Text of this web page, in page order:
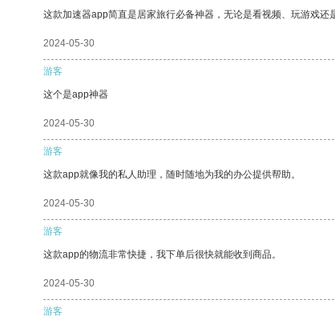
这款加速器app简直是居家旅行必备神器，无论是看视频、玩游戏还
2024-05-30
游客
这个是app神器
2024-05-30
游客
这款app就像我的私人助理，随时随地为我的办公提供帮助。
2024-05-30
游客
这款app的物流非常快捷，我下单后很快就能收到商品。
2024-05-30
游客